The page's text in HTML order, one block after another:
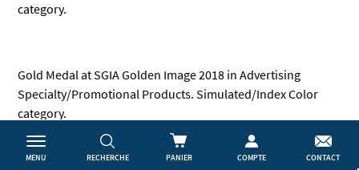
MENU RECHERCHE PANIER COMPTE CONTACT
category.
Gold Medal at SGIA Golden Image 2018 in Advertising
Specialty/Promotional Products. Simulated/Index Color
category.